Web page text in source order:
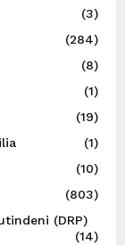
(3)
(284)
(8)
(1)
(19)
(1)
(10)
(803)
(DRP)
(14)